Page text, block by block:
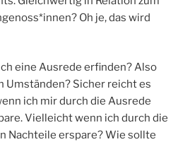
Oh je, das wird
eine Ausrede erfinden? Also
Umständen? Sicher reicht es
ich mir durch die Ausrede
Vielleicht wenn ich durch die
Nachteile erspare? Wie sollte